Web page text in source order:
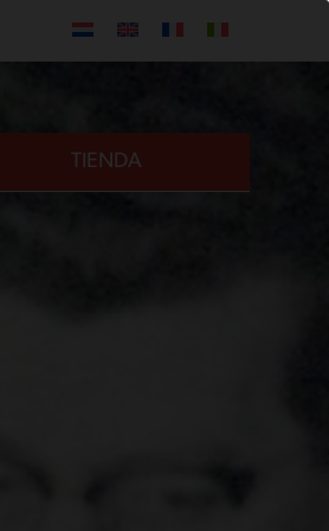
TIENDA